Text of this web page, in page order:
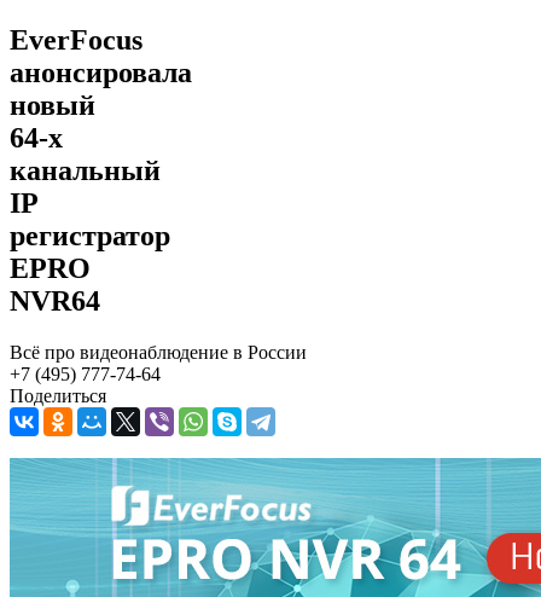
EverFocus
анонсировала
новый
64-х
канальный
IP
регистратор
EPRO
NVR64
Всё про видеонаблюдение в России
+7 (495) 777-74-64
Поделиться